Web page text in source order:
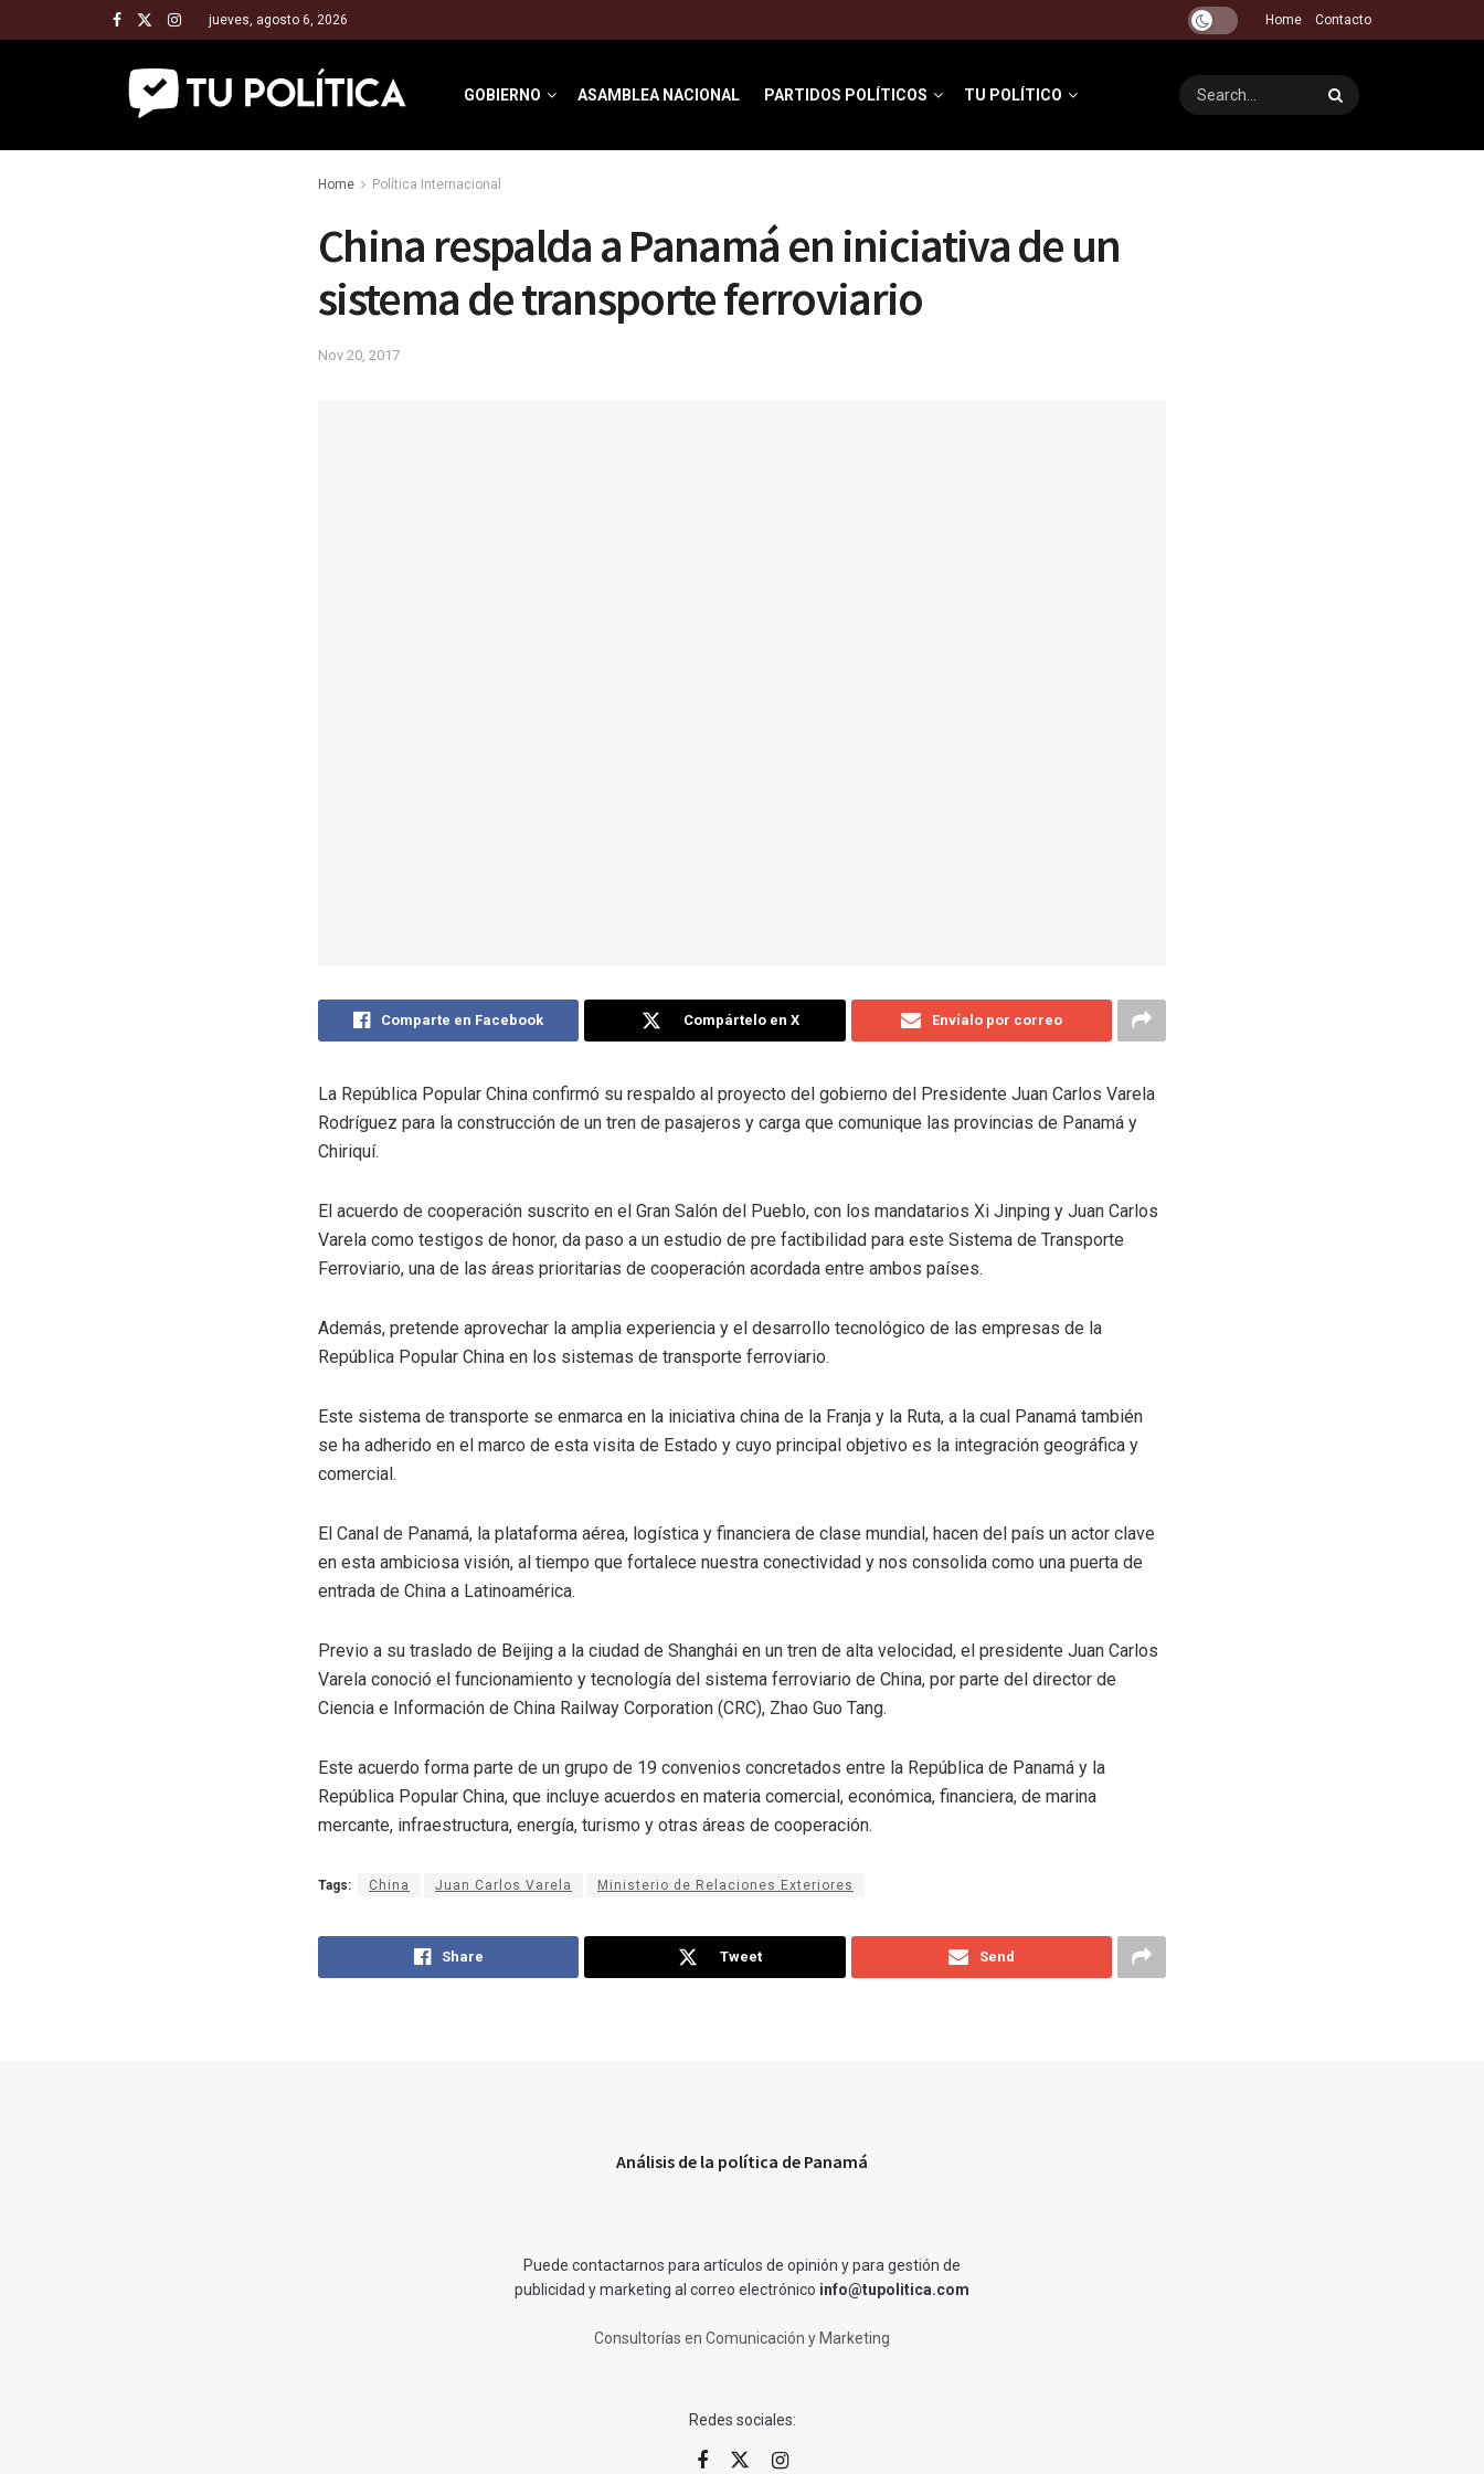
jueves, agosto 6, 2026 Home Contacto
GOBIERNO ASAMBLEA NACIONAL PARTIDOS POLÍTICOS TU POLÍTICO
Home Política Internacional
China respalda a Panamá en iniciativa de un
sistema de transporte ferroviario
Nov 20, 2017
Comparte en Facebook Compártelo en X Envíalo por correo
La República Popular China confirmó su respaldo al proyecto del gobierno del Presidente Juan Carlos Varela
Rodríguez para la construcción de un tren de pasajeros y carga que comunique las provincias de Panamá y
Chiriquí.
El acuerdo de cooperación suscrito en el Gran Salón del Pueblo, con los mandatarios Xi Jinping y Juan Carlos
Varela como testigos de honor, da paso a un estudio de pre factibilidad para este Sistema de Transporte
Ferroviario, una de las áreas prioritarias de cooperación acordada entre ambos países.
Además, pretende aprovechar la amplia experiencia y el desarrollo tecnológico de las empresas de la
República Popular China en los sistemas de transporte ferroviario.
Este sistema de transporte se enmarca en la iniciativa china de la Franja y la Ruta, a la cual Panamá también
se ha adherido en el marco de esta visita de Estado y cuyo principal objetivo es la integración geográfica y
comercial.
El Canal de Panamá, la plataforma aérea, logística y financiera de clase mundial, hacen del país un actor clave
en esta ambiciosa visión, al tiempo que fortalece nuestra conectividad y nos consolida como una puerta de
entrada de China a Latinoamérica.
Previo a su traslado de Beijing a la ciudad de Shanghái en un tren de alta velocidad, el presidente Juan Carlos
Varela conoció el funcionamiento y tecnología del sistema ferroviario de China, por parte del director de
Ciencia e Información de China Railway Corporation (CRC), Zhao Guo Tang.
Este acuerdo forma parte de un grupo de 19 convenios concretados entre la República de Panamá y la
República Popular China, que incluye acuerdos en materia comercial, económica, financiera, de marina
mercante, infraestructura, energía, turismo y otras áreas de cooperación.
Tags: China Juan Carlos Varela Ministerio de Relaciones Exteriores
Share Tweet Send
Análisis de la política de Panamá
Puede contactarnos para artículos de opinión y para gestión de
publicidad y marketing al correo electrónico info@tupolitica.com
Consultorías en Comunicación y Marketing
Redes sociales: